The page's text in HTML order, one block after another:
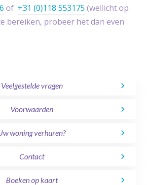
of +31 (0)118 553175 (wellicht op
bereiken, probeer het dan even
Veelgestelde vragen
Voorwaarden
woning verhuren?
Contact
Boeken op kaart